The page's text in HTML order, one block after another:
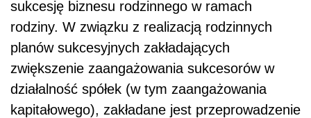
sukcesję biznesu rodzinnego w ramach
rodziny. W związku z realizacją rodzinnych
planów sukcesyjnych zakładających
zwiększenie zaangażowania sukcesorów w
działalność spółek (w tym zaangażowania
kapitałowego), zakładane jest przeprowadzenie